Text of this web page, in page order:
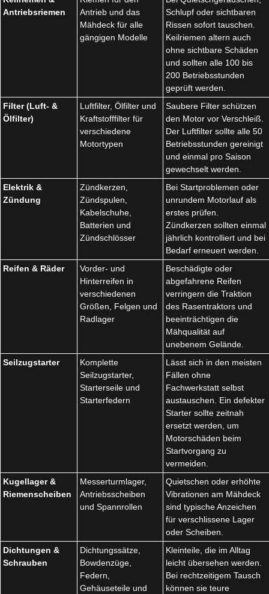
Antriebsriemen
Antrieb und das
Mähdeck für alle
gängigen Modelle
Schlupf oder sichtbaren
Rissen sofort tauschen.
Keilriemen altern auch
ohne sichtbare Schäden
und sollten alle 100 bis
200 Betriebsstunden
geprüft werden.
Filter (Luft- &
Ölfilter)
Luftfilter, Ölfilter und
Kraftstofffilter für
verschiedene
Motortypen
Saubere Filter schützen
den Motor vor Verschleiß.
Der Luftfilter sollte alle 50
Betriebsstunden gereinigt
und einmal pro Saison
gewechselt werden.
Elektrik &
Zündung
Zündkerzen,
Zündspulen,
Kabelschuhe,
Batterien und
Zündschlösser
Bei Startproblemen oder
unrundem Motorlauf als
erstes prüfen.
Zündkerzen sollten einmal
jährlich kontrolliert und bei
Bedarf erneuert werden.
Reifen & Räder
Vorder- und
Hinterreifen in
verschiedenen
Größen, Felgen und
Radlager
Beschädigte oder
abgefahrene Reifen
verringern die Traktion
des Rasentraktors und
beeinträchtigen die
Mähqualität auf
unebenem Gelände.
Seilzugstarter
Komplette
Seilzugstarter,
Starterseile und
Starterfedern
Lässt sich in den meisten
Fällen ohne
Fachwerkstatt selbst
austauschen. Ein defekter
Starter sollte zeitnah
ersetzt werden, um
Motorschäden beim
Startvorgang zu
vermeiden.
Kugellager &
Riemenscheiben
Messerturmlager,
Antriebsscheiben
und Spannrollen
Quietschen oder erhöhte
Vibrationen am Mähdeck
sind typische Anzeichen
für verschlissene Lager
oder Scheiben.
Dichtungen &
Schrauben
Dichtungssätze,
Bowdenzüge,
Federn,
Gehäuseteile und
Kleinteile, die im Alltag
leicht übersehen werden.
Bei rechtzeitigem Tausch
können sie teure